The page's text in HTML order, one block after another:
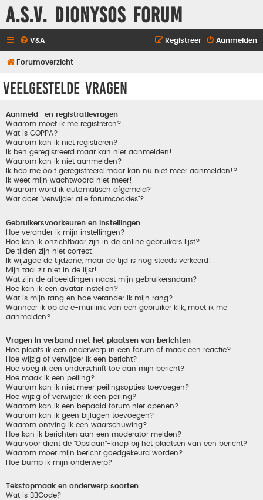
A.S.V. Dionysos Forum
V&A Aanmelden
Registreer
Forumoverzicht
Veelgestelde vragen
Aanmeld- en registratievragen
Waarom moet ik me registreren?
Wat is COPPA?
Waarom kan ik niet registreren?
Ik ben geregistreerd maar kan niet aanmelden!
Waarom kan ik niet aanmelden?
Ik heb me ooit geregistreerd maar kan nu niet meer aanmelden!?
Ik weet mijn wachtwoord niet meer!
Waarom word ik automatisch afgemeld?
Wat doet "verwijder alle forumcookies"?
Gebruikersvoorkeuren en instellingen
Hoe verander ik mijn instellingen?
Hoe kan ik onzichtbaar zijn in de online gebruikers lijst?
De tijden zijn niet correct!
Ik wijzigde de tijdzone, maar de tijd is nog steeds verkeerd!
Mijn taal zit niet in de lijst!
Wat zijn de afbeeldingen naast mijn gebruikersnaam?
Hoe kan ik een avatar instellen?
Wat is mijn rang en hoe verander ik mijn rang?
Wanneer ik op de e-maillink van een gebruiker klik, moet ik me
aanmelden?
Vragen in verband met het plaatsen van berichten
Hoe plaats ik een onderwerp in een forum of maak een reactie?
Hoe wijzig of verwijder ik een bericht?
Hoe voeg ik een onderschrift toe aan mijn bericht?
Hoe maak ik een peiling?
Waarom kan ik niet meer peilingsopties toevoegen?
Hoe wijzig of verwijder ik een peiling?
Waarom kan ik een bepaald forum niet openen?
Waarom kan ik geen bijlagen toevoegen?
Waarom ontving ik een waarschuwing?
Hoe kan ik berichten aan een moderator melden?
Waarvoor dient de "Opslaan"-knop bij het plaatsen van een bericht?
Waarom moet mijn bericht goedgekeurd worden?
Hoe bump ik mijn onderwerp?
Tekstopmaak en onderwerp soorten
Wat is BBCode?